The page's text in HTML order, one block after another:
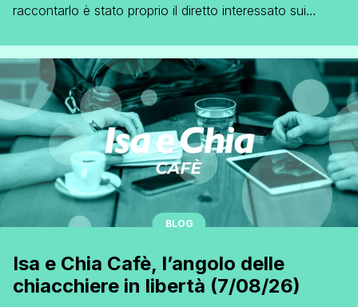
raccontarlo è stato proprio il diretto interessato sui
pubblicato una foto in cui si mostra felice. L'espressione
è ironica: linguaccia in una smorfia e un sorriso. Peccato
però che la stessa foto è stata scattata da [']
BLOG
Isa e Chia Cafè, l’angolo delle
chiacchiere in libertà (7/08/26)